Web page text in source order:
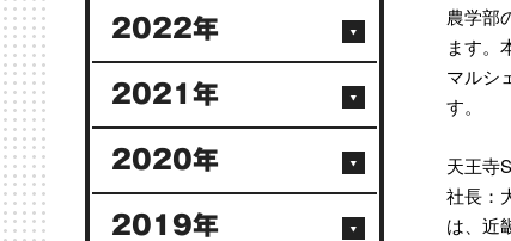
農学部
ます。
マルシ
す。
天王寺
社長：
は、近
2022年
2021年
2020年
2019年